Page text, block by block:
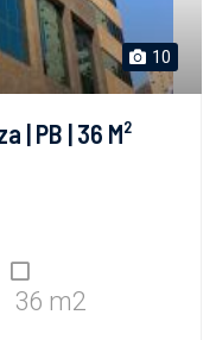
10
| PB | 36 M²
36 m2